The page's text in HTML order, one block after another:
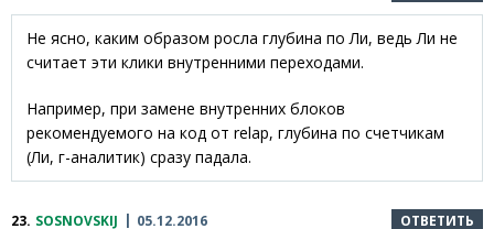
Не ясно, каким образом росла глубина по Ли, ведь Ли не
считает эти клики внутренними переходами.
Например, при замене внутренних блоков
рекомендуемого на код от relap, глубина по счетчикам
(Ли, г-аналитик) сразу падала.
23. SOSNOVSKIJ 05.12.2016 ОТВЕТИТЬ